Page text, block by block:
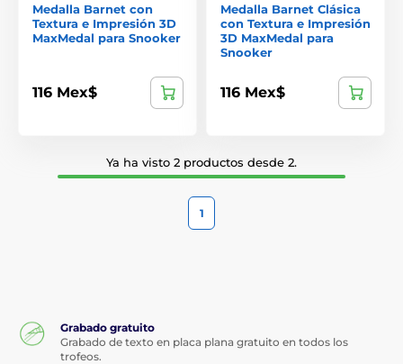
Medalla Barnet con
Textura e Impresión 3D
MaxMedal para Snooker
116 Mex$
Medalla Barnet Clásica
con Textura e Impresión
3D MaxMedal para
Snooker
116 Mex$
Ya ha visto 2 productos desde 2.
1
Grabado gratuito
Grabado de texto en placa plana gratuito en todos los
trofeos.